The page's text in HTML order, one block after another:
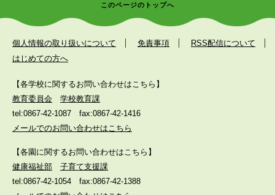
このページのトップへ
個人情報の取り扱いについて 免責事項
RSS配信について
はじめての方へ
【各学校に関するお問い合わせはこちら】
教育委員会
学校教育課
tel:0867-42-1087
fax:0867-42-1416
メールでのお問い合わせはこちら
【各園に関するお問い合わせはこちら】
健康福祉部
子育て支援課
tel:0867-42-1054
fax:0867-42-1388